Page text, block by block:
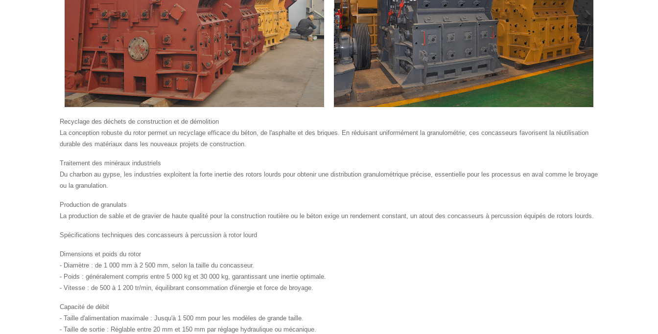
Recyclage des déchets de construction et de démolition
La conception robuste du rotor permet un recyclage efficace du béton, de l'asphalte et des briques. En réduisant uniformément la granulométrie, ces concasseurs favorisent la réutilisation
durable des matériaux dans les nouveaux projets de construction.
Traitement des minéraux industriels
Du charbon au gypse, les industries exploitent la forte inertie des rotors lourds pour obtenir une distribution granulométrique précise, essentielle pour les processus en aval comme le broyage
ou la granulation.
Production de granulats
La production de sable et de gravier de haute qualité pour la construction routière ou le béton exige un rendement constant, un atout des concasseurs à percussion équipés de rotors lourds.
Spécifications techniques des concasseurs à percussion à rotor lourd
Dimensions et poids du rotor
- Diamètre : de 1 000 mm à 2 500 mm, selon la taille du concasseur.
- Poids : généralement compris entre 5 000 kg et 30 000 kg, garantissant une inertie optimale.
- Vitesse : de 500 à 1 200 tr/min, équilibrant consommation d'énergie et force de broyage.
Capacité de débit
- Taille d'alimentation maximale : Jusqu'à 1 500 mm pour les modèles de grande taille.
- Taille de sortie : Réglable entre 20 mm et 150 mm par réglage hydraulique ou mécanique.